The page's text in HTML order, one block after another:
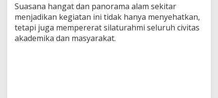
Suasana hangat dan panorama alam sekitar
menjadikan kegiatan ini tidak hanya menyehatkan,
tetapi juga mempererat silaturahmi seluruh civitas
akademika dan masyarakat.